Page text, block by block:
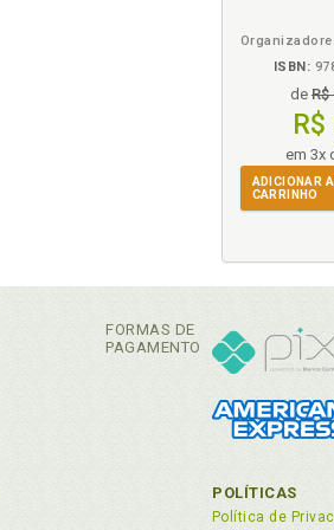
ISBN:
de R$
em 3x
ADICIONAR
CARRINHO
FORMAS DE
PAGAMENTO
POLÍTICAS
Política de